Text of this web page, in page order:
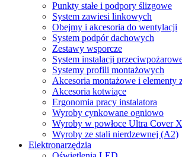
Punkty stałe i podpory ślizgowe
System zawiesi linkowych
Obejmy i akcesoria do wentylacji
System podpór dachowych
Zestawy wsporcze
System instalacji
Systemy profili montażowych
Akcesoria montażowe i elementy
Akcesoria kotwiące
Ergonomia pracy instalatora
Wyroby cynkowane ogniowo
Wyroby w powłoce Ultra Cover
Wyroby ze stali nierdzewnej (A2)
Elektronarzędzia